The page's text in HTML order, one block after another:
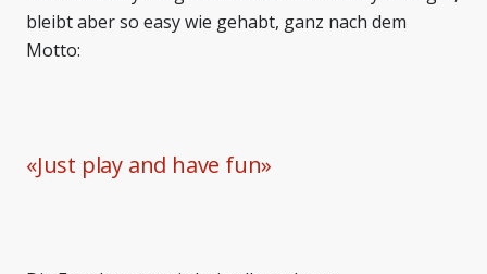
bleibt aber so easy wie gehabt, ganz nach dem
Motto:
«Just play and have fun»